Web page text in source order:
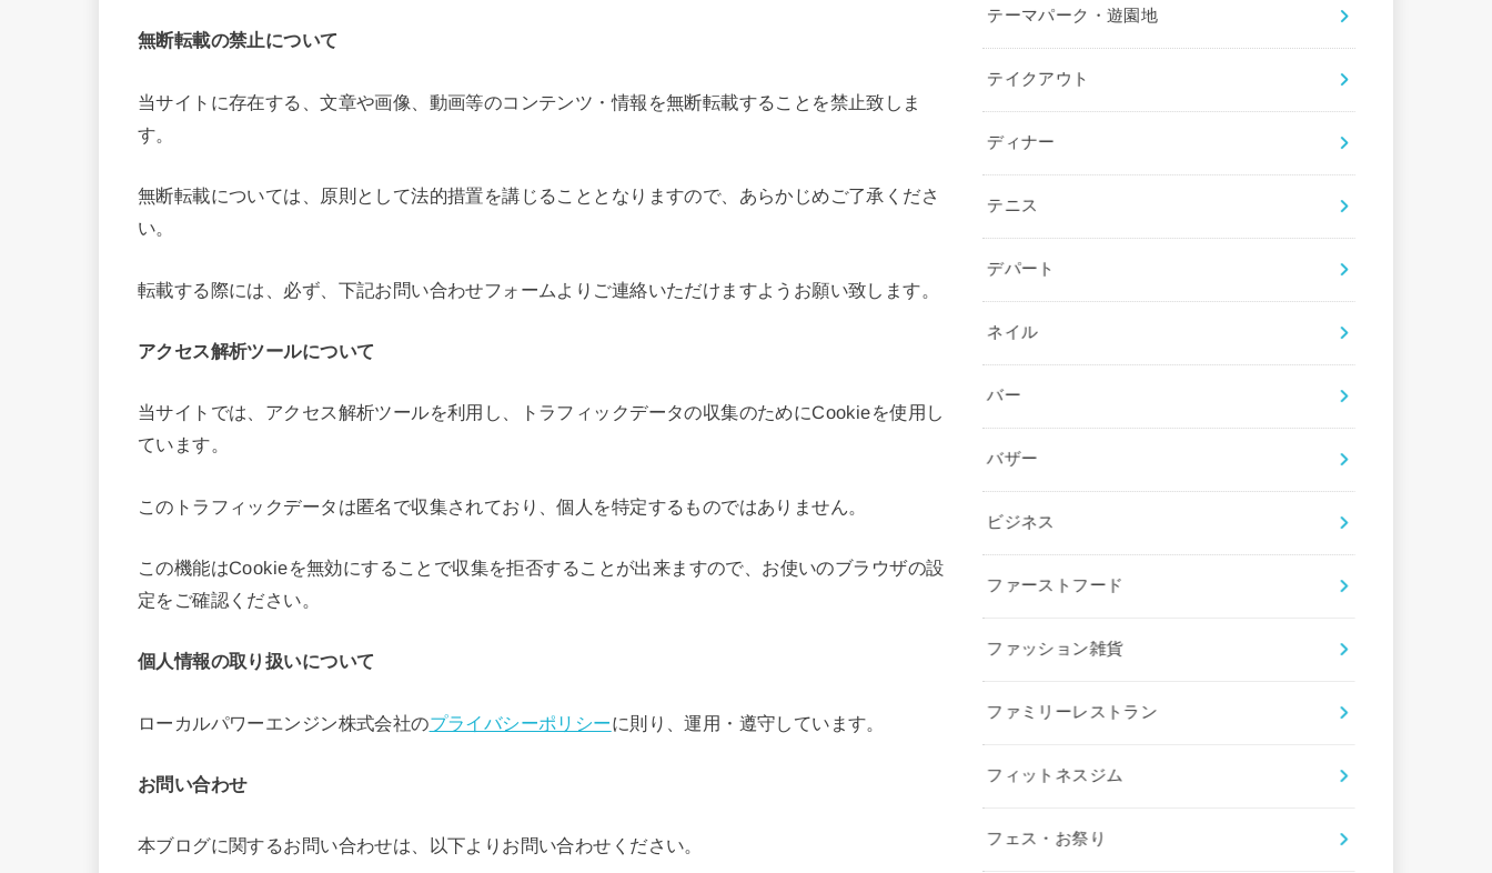
無断転載の禁止について
当サイトに存在する、文章や画像、動画等のコンテンツ・情報を無断転載することを禁止致しま
す。
無断転載については、原則として法的措置を講じることとなりますので、あらかじめご了承くださ
い。
転載する際には、必ず、下記お問い合わせフォームよりご連絡いただけますようお願い致します。
アクセス解析ツールについて
当サイトでは、アクセス解析ツールを利用し、トラフィックデータの収集のためにCookieを使用し
ています。
このトラフィックデータは匿名で収集されており、個人を特定するものではありません。
この機能はCookieを無効にすることで収集を拒否することが出来ますので、お使いのブラウザの設
定をご確認ください。
個人情報の取り扱いについて
ローカルパワーエンジン株式会社のプライバシーポリシーに則り、運用・遵守しています。
お問い合わせ
本ブログに関するお問い合わせは、以下よりお問い合わせください。
テーマパーク・遊園地
テイクアウト
ディナー
テニス
デパート
ネイル
バー
バザー
ビジネス
ファーストフード
ファッション雑貨
ファミリーレストラン
フィットネスジム
フェス・お祭り